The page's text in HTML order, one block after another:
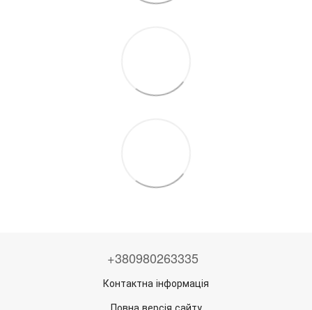
+380980263335
Контактна інформація
Повна версія сайту